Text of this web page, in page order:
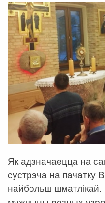
Як адзначаецца на
сустрэча на пачатку
найбольш шматлікай.